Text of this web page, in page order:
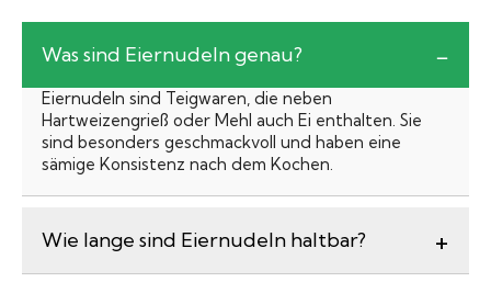
Was sind Eiernudeln genau?
Eiernudeln sind Teigwaren, die neben
Hartweizengrieß oder Mehl auch Ei enthalten. Sie
sind besonders geschmackvoll und haben eine
sämige Konsistenz nach dem Kochen.
Wie lange sind Eiernudeln haltbar?